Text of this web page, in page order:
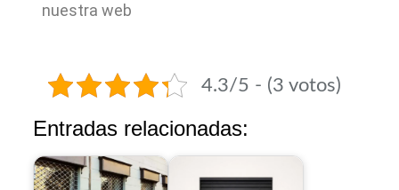
nuestra web
4.3/5 - (3 votos)
Entradas relacionadas: